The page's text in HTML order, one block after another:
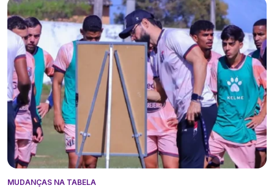
MUDANÇAS NA TABELA